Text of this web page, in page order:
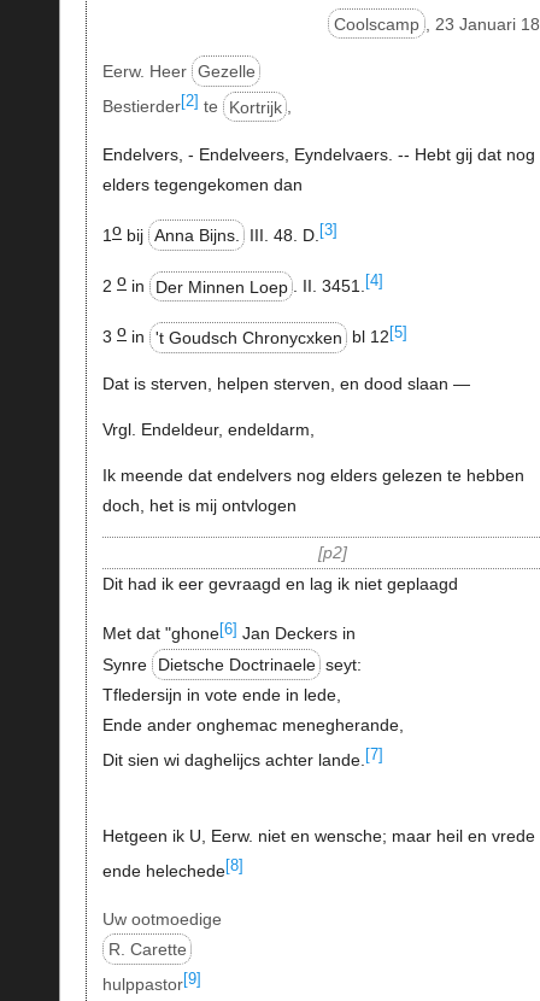
Coolscamp , 23 Januari
Eerw. Heer Gezelle
Bestierder[2] te Kortrijk ,
Endelvers, - Endelveers, Eyndelvaers. -- Hebt gij dat nog
elders tegengekomen dan
1obij Anna Bijns. III. 48. D. [3]
2 oin Der Minnen Loep . II. 3451. [4]
3 oin 't Goudsch Chronycxken bl 12 [5]
Dat is sterven, helpen sterven, en dood slaan —
Vrgl. Endeldeur, endeldarm,
Ik meende dat endelvers nog elders gelezen te hebben
doch, het is mij ontvlogen
p2
Dit had ik eer gevraagd en lag ik niet geplaagd
Met dat "ghone[6] Jan Deckers in
Synre
Dietsche Doctrinaele seyt:
Tfledersijn in vote ende in lede,
Ende ander onghemac menegherande,
Dit sien wi daghelijcs achter lande. [7]
Hetgeen ik U, Eerw. niet en wensche; maar heil en vrede
ende helechede [8]
Uw ootmoedige
R. Carette
hulppastor[9]